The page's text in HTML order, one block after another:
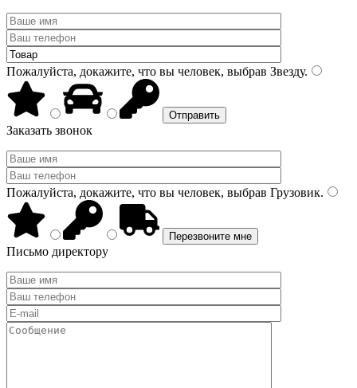
Пожалуйста, докажите, что вы человек, выбрав Звезду.
Заказать звонок
Пожалуйста, докажите, что вы человек, выбрав Грузовик.
Письмо директору